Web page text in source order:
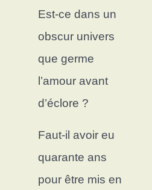
Est-ce dans un
obscur univers
que germe
l’amour avant
d’éclore ?
Faut-il avoir eu
quarante ans
pour être mis en